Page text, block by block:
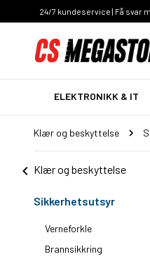
24/7 kundeservice | Få svar
ELEKTRONIKK & IT
Klær og beskyttelse
Klær og beskyttelse
Sikkerhetsutsyr
Verneforkle
Brannsikkring